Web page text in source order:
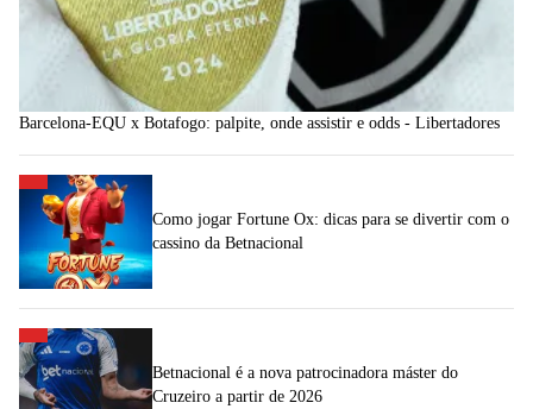
Barcelona-EQU x Botafogo: palpite, onde assistir e odds - Libertadores
Como jogar Fortune Ox: dicas para se divertir com o
cassino da Betnacional
Betnacional é a nova patrocinadora máster do
Cruzeiro a partir de 2026